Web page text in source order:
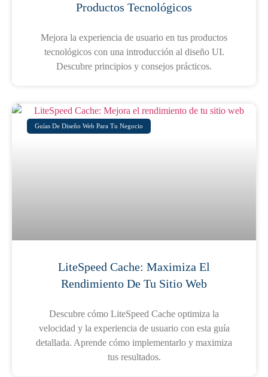
Productos Tecnológicos
Mejora la experiencia de usuario en tus productos
tecnológicos con una introducción al diseño UI.
Descubre principios y consejos prácticos.
Guías De Diseño Web Para Tu Negocio
LiteSpeed Cache: Maximiza El
Rendimiento De Tu Sitio Web
Descubre cómo LiteSpeed Cache optimiza la
velocidad y la experiencia de usuario con esta guía
detallada. Aprende cómo implementarlo y maximiza
tus resultados.